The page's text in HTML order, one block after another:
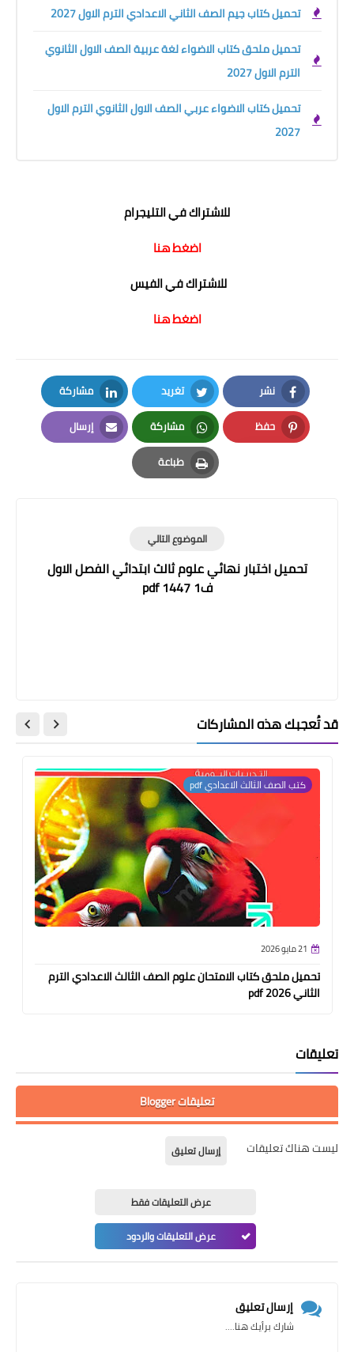
تحميل كتاب جيم الصف الثاني الاعدادي الترم الاول 2027
تحميل ملحق كتاب الاضواء لغة عربية الصف الاول الثانوي
الترم الاول 2027
تحميل كتاب الاضواء عربي الصف الاول الثانوي الترم الاول
2027
للاشتراك في التليجرام
اضغط هنا
للاشتراك في الفيس
اضغط هنا
نشر
Facebook
تغريد
Twitter
مشاركة
LinkedIn
حفظ
Pinterest
مشاركة
Whatsapp
إرسال
Email
طباعة
Print
الموضوع التالي
تحميل اختبار نهائي علوم ثالث ابتدائي الفصل الاول
ف1 1447 pdf
قد تُعجبك هذه المشاركات
كتب الصف الثالث الاعدادي pdf
21 مايو 2026
تحميل ملحق كتاب الامتحان علوم الصف الثالث الاعدادي الترم
الثاني pdf 2026
تعليقات
تعليقات Blogger
ليست هناك تعليقات إرسال تعليق
عرض التعليقات فقط
عرض التعليقات والردود
إرسال تعليق
شارك برأيك هنا....